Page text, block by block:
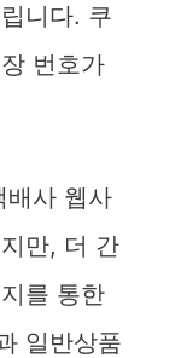
니다. 쿠
번호가
배사 웹사
만, 더 간
를 통한
일반상품